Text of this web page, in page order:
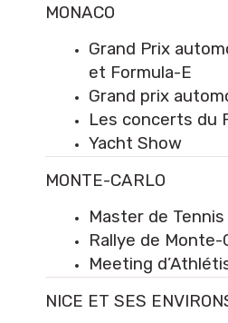
MONACO
Grand Prix
et Formula-E
Grand prix
Les concerts du
Yacht Show
MONTE-CARLO
Master de Tennis
Rallye de Monte-
Meeting
NICE ET SES